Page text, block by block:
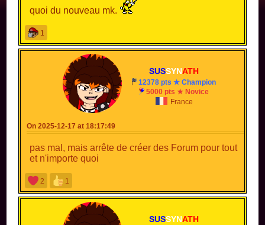
quoi du nouveau mk.
1
SUSSYNATH
12378 pts ★ Champion
5000 pts ★ Novice
France
On 2025-12-17 at 18:17:49
pas mal, mais arrête de créer des Forum pour tout
et n'importe quoi
2 1
SUSSYNATH